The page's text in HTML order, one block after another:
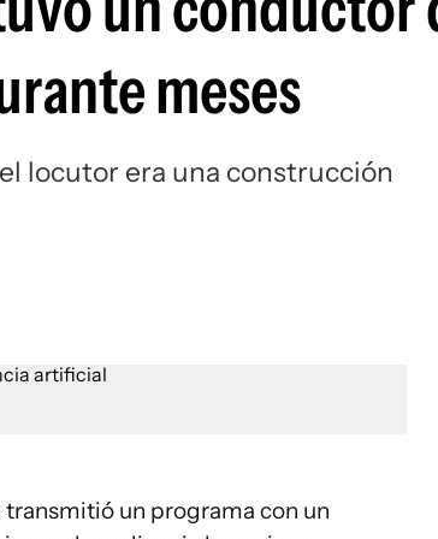
meses
locutor era una construcción
un programa con un